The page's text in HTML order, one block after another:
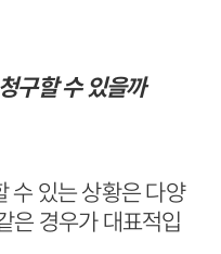
구할 수 있을까
수 있는 상황은 다양
은 경우가 대표적입